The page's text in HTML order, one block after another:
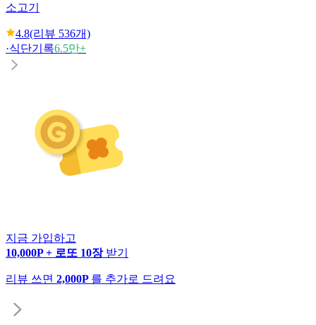
소고기
4.8(리뷰 536개)
·식단기록6.5만+
지금 가입하고
10,000P + 로또 10장 받기
리뷰 쓰면 2,000P 를 추가로 드려요